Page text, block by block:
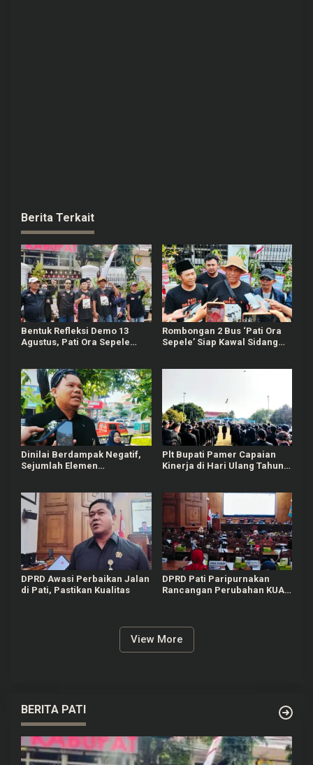
Berita Terkait
Bentuk Refleksi Demo 13
Agustus, Pati Ora Sepele
Rombongan 2 Bus ‘Pati Ora
Sepele’ Siap Kawal Sidang
Dinilai Berdampak Negatif,
Sejumlah Elemen
Plt Bupati Pamer Capaian
Kinerja di Hari Ulang Tahun
DPRD Awasi Perbaikan Jalan
di Pati, Pastikan Kualitas
DPRD Pati Paripurnakan
Rancangan Perubahan KUA-
View More
BERITA PATI